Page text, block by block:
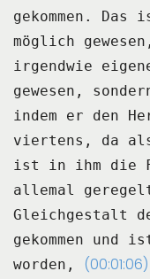
gekommen.
Das
möglich
irgendwie
gewesen,
indem er den
viertens, da als
ist in ihm die
allemal
Gleichgestalt
gekommen und
worden,
(00:01:06)